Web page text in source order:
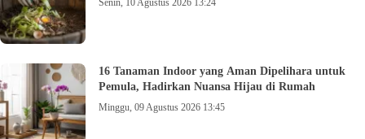
16 Tanaman Indoor yang Aman Dipelihara untuk
Pemula, Hadirkan Nuansa Hijau di Rumah
Minggu, 09 Agustus 2026 13:45